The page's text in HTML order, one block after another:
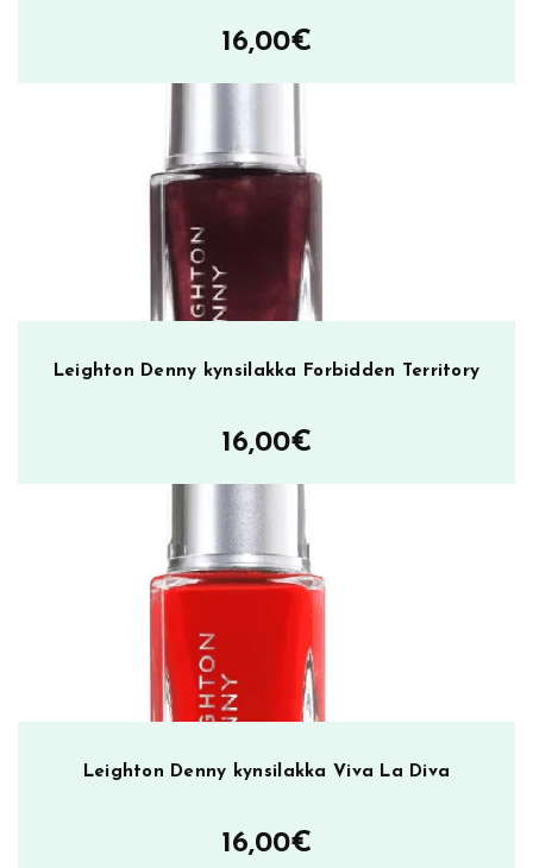
16,00€
Leighton Denny kynsilakka Forbidden Territory
16,00€
Leighton Denny kynsilakka Viva La Diva
16,00€